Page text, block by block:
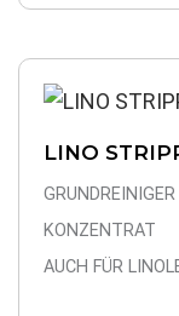
LINO
GRUNDREINIGER
KONZENTRAT
AUCH FÜR